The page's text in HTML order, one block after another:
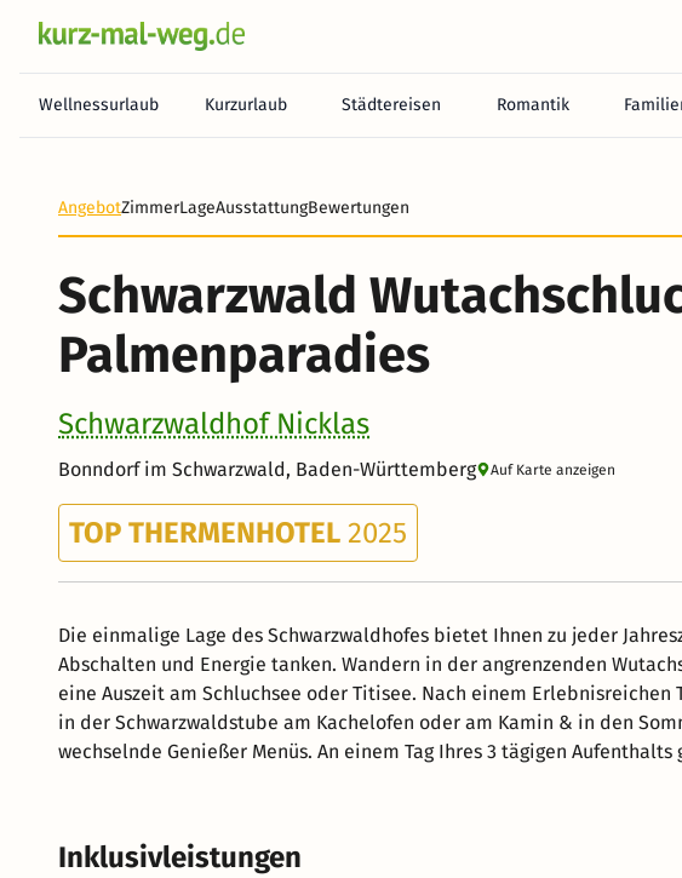
Wellnessurlaub Kurzurlaub Städtereisen Romantik
AngebotZimmerLageAusstattungBewertungen
Schwarzwald
Palmenparadies
Schwarzwaldhof Nicklas
Bonndorf im Schwarzwald, Baden-Württemberg Auf Karte anzeigen
TOP THERMENHOTEL 2025
Die einmalige Lage des Schwarzwaldhofes bietet Ihnen zu jeder
Abschalten und Energie tanken. Wandern in der angrenzenden
eine Auszeit am Schluchsee oder Titisee. Nach einem Erlebnisreichen
in der Schwarzwaldstube am Kachelofen oder am Kamin & in den
wechselnde Genießer Menüs. An einem Tag Ihres 3 tägigen
vom Alltag und erleben Momente im Paradies unter Palmen. 33 °C
zugewiesen & kann nicht geändert werden)
Inklusivleistungen